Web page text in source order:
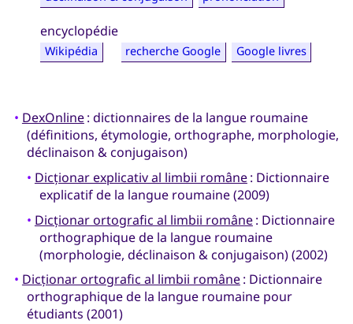
encyclopédie
Wikipédia recherche Google Google livres
• DexOnline: dictionnaires de la langue roumaine
(définitions, étymologie, orthographe, morphologie,
déclinaison & conjugaison)
• Dicționar explicativ al limbii române: Dictionnaire
explicatif de la langue roumaine (2009)
• Dicționar ortografic al limbii române: Dictionnaire
orthographique de la langue roumaine
(morphologie, déclinaison & conjugaison) (2002)
• Dicționar ortografic al limbii române: Dictionnaire
orthographique de la langue roumaine pour
étudiants (2001)